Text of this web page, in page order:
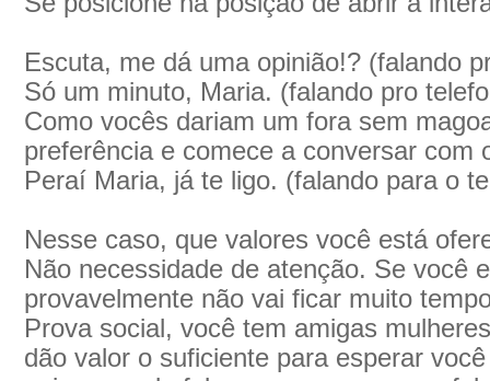
Escuta, me dá uma opinião!? (falando
Só um minuto, Maria. (falando pro
Como vocês dariam um fora sem
preferência e comece a conversar com
Peraí Maria, já te ligo. (falando para o
Nesse caso, que valores você está
Não necessidade de atenção. Se você
provavelmente não vai ficar muito
Prova social, você tem amigas
dão valor o suficiente para esperar